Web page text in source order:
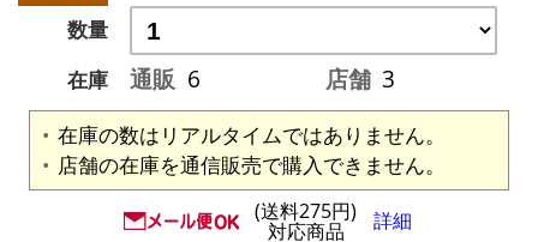
数量
在庫
通販 6 店舗 3
在庫の数はリアルタイムではありません。
店舗の在庫を通信販売で購入できません。
(送料275円)
対応商品 詳細